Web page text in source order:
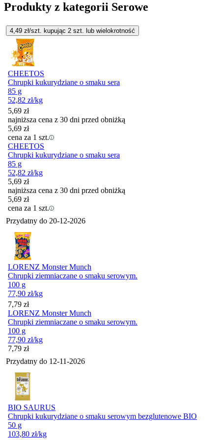
Produkty z kategorii Serowe
4,49 zł/szt. kupując 2 szt. lub wielokrotność
CHEETOS
Chrupki kukurydziane o smaku sera
85 g
52,82 zł/kg
5,69 zł
najniższa cena z 30 dni przed obniżką
5,69 zł
cena za 1 szt.
CHEETOS
Chrupki kukurydziane o smaku sera
85 g
52,82 zł/kg
5,69 zł
najniższa cena z 30 dni przed obniżką
5,69 zł
cena za 1 szt.
Przydatny do 20-12-2026
LORENZ Monster Munch
Chrupki ziemniaczane o smaku serowym.
100 g
77,90 zł/kg
Cena
7,79 zł
LORENZ Monster Munch
Chrupki ziemniaczane o smaku serowym.
100 g
77,90 zł/kg
Cena
7,79 zł
Przydatny do 12-11-2026
BIO SAURUS
Chrupki kukurydziane o smaku serowym bezglutenowe BIO
50 g
103,80 zł/kg